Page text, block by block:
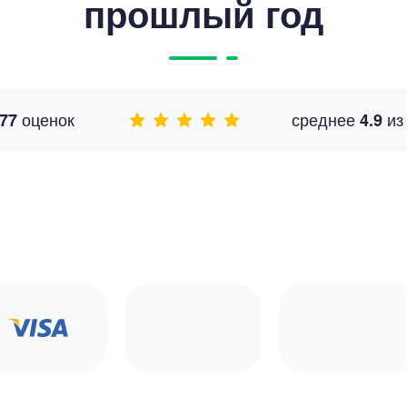
прошлый год
оценок среднее4.9 из